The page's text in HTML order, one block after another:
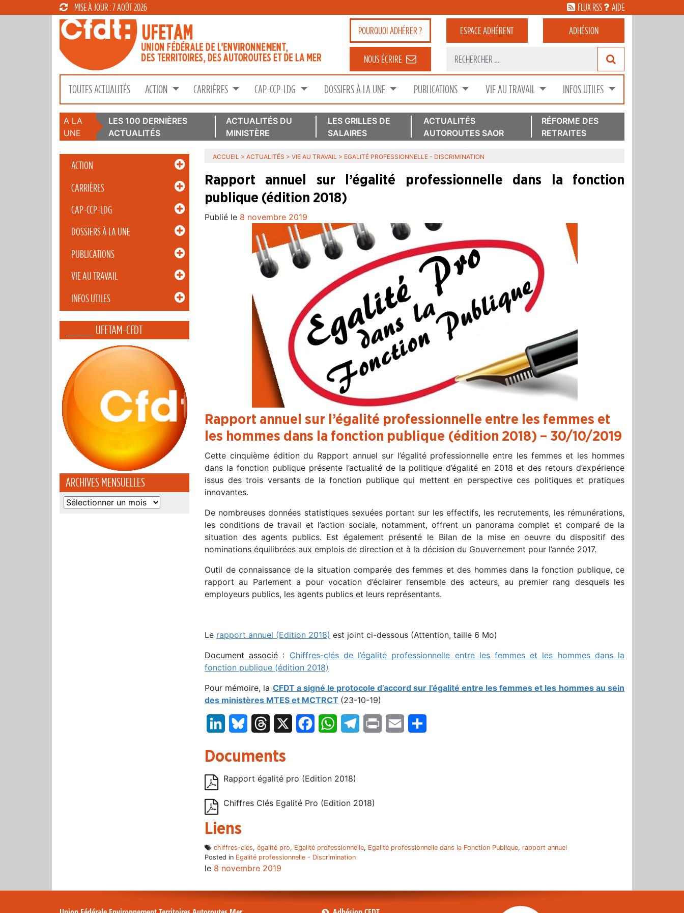
MISE À JOUR : 7 AOÛT 2026 FLUX RSS AIDE
POURQUOIADHÉRER ? ESPACEADHÉRENT ADHÉSION
NOUS ÉCRIRE
TOUTES ACTUALITÉS ACTION CARRIÈRES CAP-CCP-LDG DOSSIERS À LA UNE PUBLICATIONS VIE AU TRAVAIL INFOS UTILES
A LA
UNE
LES 100 DERNIÈRES
ACTUALITÉS
ACTUALITÉS DU
MINISTÈRE
LES GRILLES DE
SALAIRES
ACTUALITÉS
AUTOROUTES SAOR
RÉFORME DES
RETRAITES
ACTION
CARRIÈRES
CAP-CCP-LDG
DOSSIERS À LA UNE
PUBLICATIONS
VIE AU TRAVAIL
INFOS UTILES
_____ UFETAM-CFDT
ARCHIVES MENSUELLES
Archives
ACCUEIL > ACTUALITÉS > VIE AU TRAVAIL > EGALITÉ PROFESSIONNELLE - DISCRIMINATION
Rapport annuel sur l’égalité professionnelle dans la fonction
publique (édition 2018)
Publié le 8 novembre 2019
Rapport annuel sur l’égalité professionnelle entre les femmes et
les hommes dans la fonction publique (édition 2018) – 30/10/2019
Cette cinquième édition du Rapport annuel sur l’égalité professionnelle entre les femmes et les hommes
dans la fonction publique présente l’actualité de la politique d’égalité en 2018 et des retours d’expérience
issus des trois versants de la fonction publique qui mettent en perspective ces politiques et pratiques
innovantes.
De nombreuses données statistiques sexuées portant sur les effectifs, les recrutements, les rémunérations,
les conditions de travail et l’action sociale, notamment, offrent un panorama complet et comparé de la
situation des agents publics. Est également présenté le Bilan de la mise en oeuvre du dispositif des
nominations équilibrées aux emplois de direction et à la décision du Gouvernement pour l’année 2017.
Outil de connaissance de la situation comparée des femmes et des hommes dans la fonction publique, ce
rapport au Parlement a pour vocation d’éclairer l’ensemble des acteurs, au premier rang desquels les
employeurs publics, les agents publics et leurs représentants.
Le rapport annuel (Edition 2018) est joint ci-dessous (Attention, taille 6 Mo)
Document associé : Chiffres-clés de l’égalité professionnelle entre les femmes et les hommes dans la
fonction publique (édition 2018)
Pour mémoire, la CFDT a signé le protocole d’accord sur l’égalité entre les femmes et les hommes au sein
des ministères MTES et MCTRCT (23-10-19)
LinkedInBluesky Threads FacebookWhatsAppTelegram
Print Email
Documents
Rapport égalité pro (Edition 2018)
Chiffres Clés Egalité Pro (Edition 2018)
Liens
chiffres-clés, égalité pro, Egalité professionnelle, Egalité professionnelle dans la Fonction Publique, rapport annuel
Posted in Egalité professionnelle - Discrimination
le 8 novembre 2019